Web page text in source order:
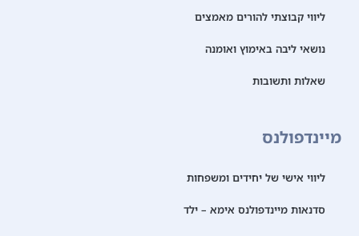
ליווי קבוצתי להורים מאמצים
נושאי ליבה באימוץ ואומנה
שאלות ותשובות
מיינדפולנס
ליווי אישי של יחידים ומשפחות
סדנאות מיינדפולנס אימא – ילד